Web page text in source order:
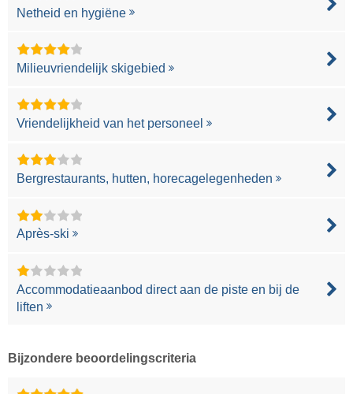
Netheid en hygiëne
Milieuvriendelijk skigebied
Vriendelijkheid van het personeel
Bergrestaurants, hutten, horecagelegenheden
Après-ski
Accommodatieaanbod direct aan de piste en bij de
liften
Bijzondere beoordelingscriteria